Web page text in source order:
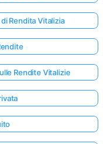
Rendita Vitalizia
Rendite Vitalizie